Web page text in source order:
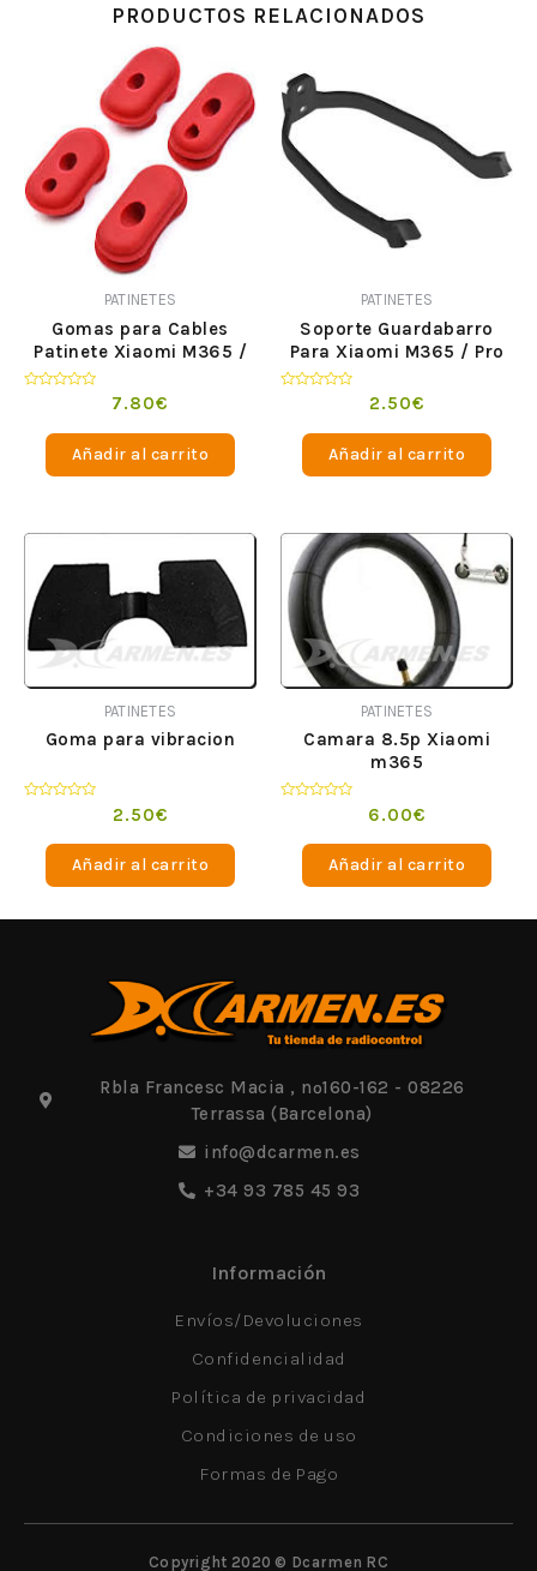
PRODUCTOS RELACIONADOS
PATINETES
Gomas para Cables
Patinete Xiaomi M365 /
7.80€
Añadir al carrito
PATINETES
Soporte Guardabarro
Para Xiaomi M365 / Pro
2.50€
Añadir al carrito
PATINETES
Goma para vibracion
2.50€
Añadir al carrito
PATINETES
Camara 8.5p Xiaomi
m365
6.00€
Añadir al carrito
Rbla Francesc Macia , nº160-162 - 08226
Terrassa (Barcelona)
info@dcarmen.es
+34 93 785 45 93
Información
Envíos/Devoluciones
Confidencialidad
Política de privacidad
Condiciones de uso
Formas de Pago
Copyright 2020 © Dcarmen RC